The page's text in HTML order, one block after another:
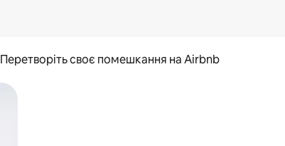
Перетворіть своє помешкання на Airbnb